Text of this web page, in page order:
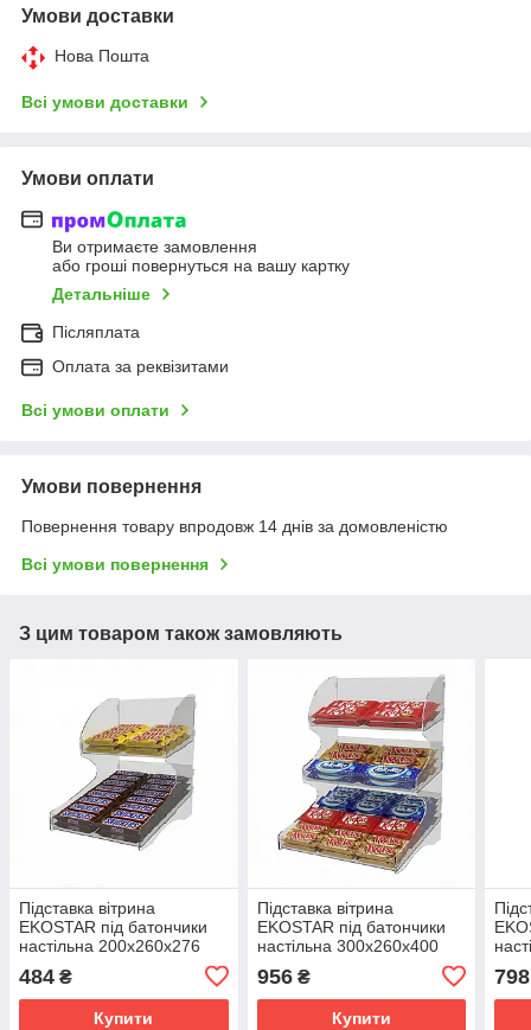
Умови доставки
Нова Пошта
Всі умови доставки
Умови оплати
Ви отримаєте замовлення
або гроші повернуться на вашу картку
Детальніше
Післяплата
Оплата за реквізитами
Всі умови оплати
Умови повернення
Повернення товару впродовж 14 днів за домовленістю
Всі умови повернення
З цим товаром також замовляють
Підставка вітрина
EKOSTAR під батончики
настільна 200х260х276
484 ₴
Купити
Підставка вітрина
EKOSTAR під батончики
настільна 300х260х400
956₴
Купити
798